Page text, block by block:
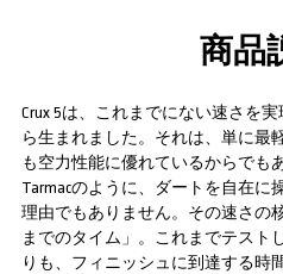
商品
Crux 5は、これまでにない速さを
ら生まれました。それは、単に最
も空力性能に優れているからでも
Tarmacのように、ダートを自在に
理由でもありません。その速さの
までのタイム」。これまでテスト
りも、フィニッシュに到達する時